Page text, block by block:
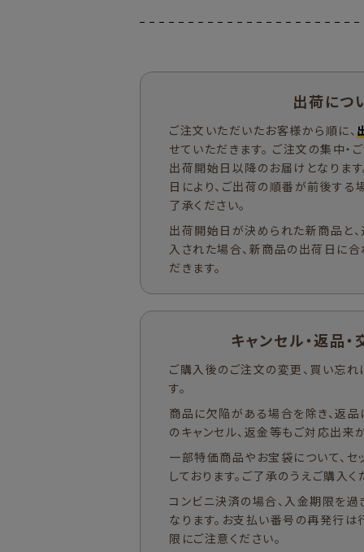
出荷につ
ご注文いただいたお客様から順に、
せていただきます。 ご注文の集中・
出荷開始日以降のお届けとなりま
日により、ご出荷の順番が前後する
了承ください。
出荷開始日が決められた新商品と
入された場合、新商品の出荷日に
だきます。
キャンセル・返品
ご購入後のご注文の変更、買い忘
す。
商品に欠陥がある場合を除き、返品
のキャンセル、返金等もご対応出来
一部特価商品やお宝袋について、セ
しております。ご了承のうえご購入く
コンビニ決済の場合、入金期限を過
なります。お支払い番号の再発行は
限にご注意ください。